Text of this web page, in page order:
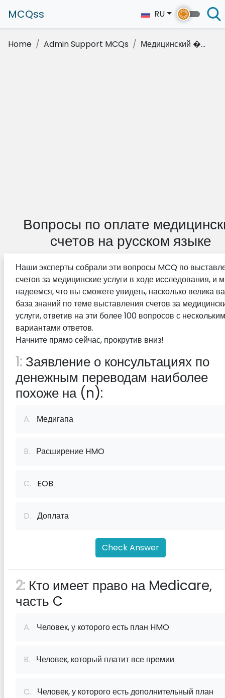
MCQss RU
Home Admin Support MCQs Медицинский �...
Вопросы по оплате
счетов на русском языке
Наши эксперты собрали эти вопросы MCQ по
счетов за медицинские услуги в ходе исследования, и
надеемся, что вы сможете увидеть, насколько велика
база знаний по теме выставления счетов за
услуги, ответив на эти более 100 вопросов с
вариантами ответов.
Начните прямо сейчас, прокрутив вниз!
1: Заявление о консультациях по
денежным переводам наиболее
похоже на (n):
A. Медигапа
B. Расширение HMO
C. EOB
D. Доплата
Check Answer
2: Кто имеет право на Medicare,
часть C
A. Человек, у которого есть план HMO
B. Человек, который платит все премии
C. Человек, у которого есть дополнительный план